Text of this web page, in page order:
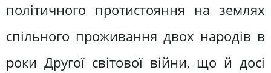
політичного протистояння на землях
спільного проживання двох народів в
роки Другої світової війни, що й досі